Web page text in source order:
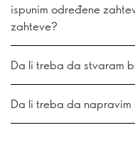
ispunim određene
zahteve?
Da li treba da stvaram
Da li treba da napravim